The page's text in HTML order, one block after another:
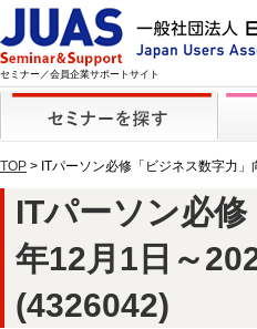
セミナー／会員企業サポートサイト
TOP > ITパーソン必修「ビジネス数字力
ITパーソン必
年12月1日～
(4326042)